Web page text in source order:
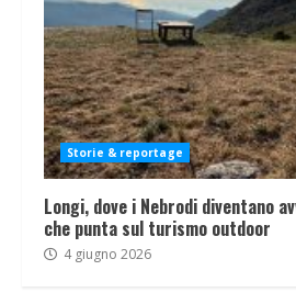
Storie & reportage
Longi, dove i Nebrodi diventano
che punta sul turismo outdoor
4 giugno 2026